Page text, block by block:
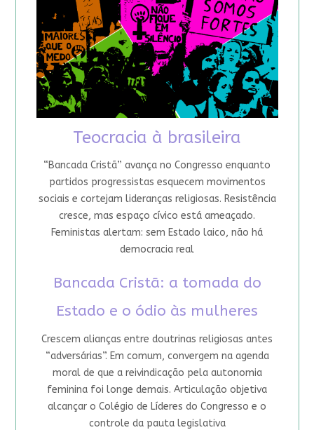
Teocracia à brasileira
“Bancada Cristã” avança no Congresso enquanto
partidos progressistas esquecem movimentos
sociais e cortejam lideranças religiosas. Resistência
cresce, mas espaço cívico está ameaçado.
Feministas alertam: sem Estado laico, não há
democracia real
Bancada Cristã: a tomada do
Estado e o ódio às mulheres
Crescem alianças entre doutrinas religiosas antes
“adversárias”. Em comum, convergem na agenda
moral de que a reivindicação pela autonomia
feminina foi longe demais. Articulação objetiva
alcançar o Colégio de Líderes do Congresso e o
controle da pauta legislativa